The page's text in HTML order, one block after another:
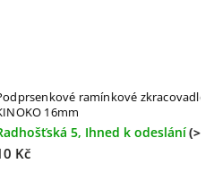
Rose gold KINOKO 16mm
(>100 ks)